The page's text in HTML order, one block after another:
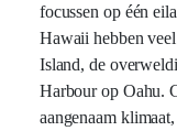
focussen op één
Hawaii hebben
Island, de
Harbour op Oahu.
aangenaam